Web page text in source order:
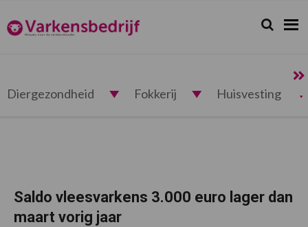
de
hoofdnavigatie
de
hoofd
de
eerste
de
voettekst
Varkensbedrijf.nl Zoeken...
Zoek
Diergezondheid Fokkerij Huisvesting
Saldo vleesvarkens 3.000 euro lager dan
maart vorig jaar